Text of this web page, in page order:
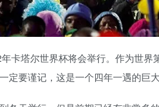
卡塔尔世界杯将会举行。作为世
定要谨记，这是一个四年一遇的巨大